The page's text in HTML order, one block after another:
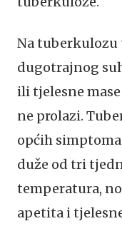
Na
dugotrajnog
ili tjelesne
ne prolazi.
općih
duže od tri
temperatura,
apetita i